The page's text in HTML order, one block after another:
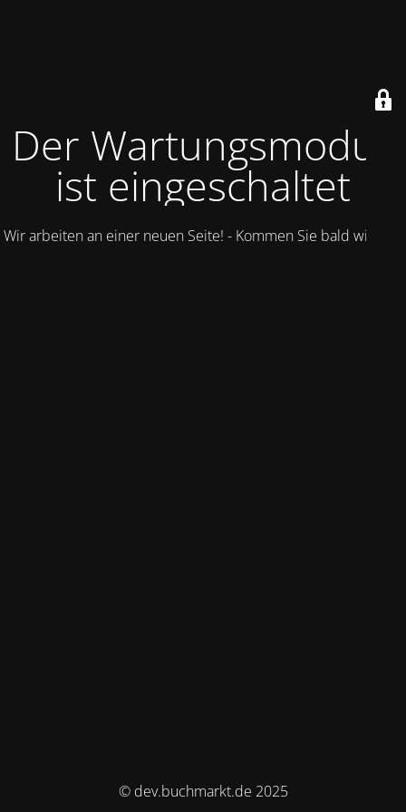
Der Wartungsmodus
ist eingeschaltet
Wir arbeiten an einer neuen Seite! - Kommen Sie bald wieder.
© dev.buchmarkt.de 2025